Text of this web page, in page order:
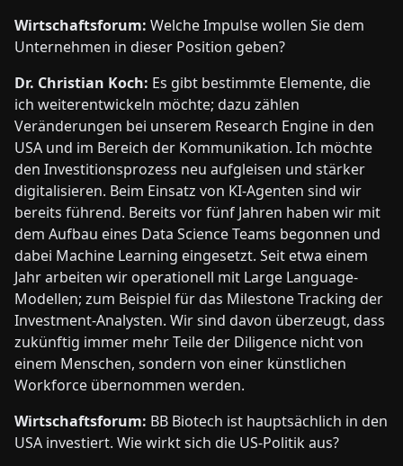
Wirtschaftsforum: Welche Impulse wollen Sie dem
Unternehmen in dieser Position geben?
Dr. Christian Koch: Es gibt bestimmte Elemente, die
ich weiterentwickeln möchte; dazu zählen
Veränderungen bei unserem Research Engine in den
USA und im Bereich der Kommunikation. Ich möchte
den Investitionsprozess neu aufgleisen und stärker
digitalisieren. Beim Einsatz von KI-Agenten sind wir
bereits führend. Bereits vor fünf Jahren haben wir mit
dem Aufbau eines Data Science Teams begonnen und
dabei Machine Learning eingesetzt. Seit etwa einem
Jahr arbeiten wir operationell mit Large Language-
Modellen; zum Beispiel für das Milestone Tracking der
Investment-Analysten. Wir sind davon überzeugt, dass
zukünftig immer mehr Teile der Diligence nicht von
einem Menschen, sondern von einer künstlichen
Workforce übernommen werden.
Wirtschaftsforum: BB Biotech ist hauptsächlich in den
USA investiert. Wie wirkt sich die US-Politik aus?